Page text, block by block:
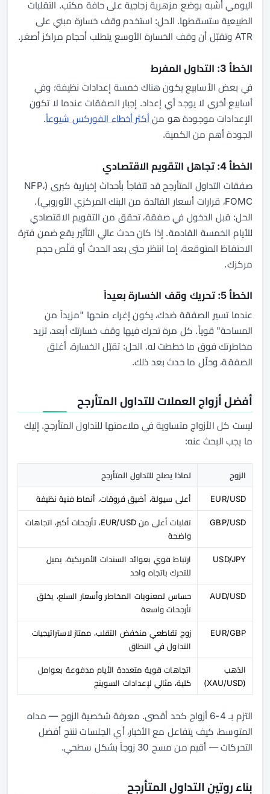
اليومي أشبه بوضع مزهرية زجاجية على حافة مكتب. التقلبات
الطبيعية ستسقطها. الحل: استخدم وقف خسارة مبني على
ATR وتقبّل أن وقف الخسارة الأوسع يتطلب أحجام مراكز أصغر.
الخطأ 3: التداول المفرط
في بعض الأسابيع يكون هناك خمسة إعدادات نظيفة؛ وفي
أسابيع أخرى لا يوجد أي إعداد. إجبار الصفقات عندما لا تكون
الإعدادات موجودة هو منأكثر أخطاء الفوركس شيوعاً.
الجودة أهم من الكمية.
الخطأ 4: تجاهل التقويم الاقتصادي
صفقات التداول المتأرجح قد تتفاجأ بأحداث إخبارية كبرى (NFP،
FOMC، قرارات أسعار الفائدة من البنك المركزي الأوروبي).
الحل: قبل الدخول في صفقة، تحقق من التقويم الاقتصادي
للأيام الخمسة القادمة. إذا كان حدث عالي التأثير يقع ضمن فترة
الاحتفاظ المتوقعة، إما انتظر حتى بعد الحدث أو قلّص حجم
مركزك.
الخطأ 5: تحريك وقف الخسارة بعيداً
عندما تسير الصفقة ضدك، يكون إغراء منحها "مزيداً من
المساحة" قوياً. كل مرة تحرك فيها وقف خسارتك أبعد، تزيد
مخاطرتك فوق ما خططت له. الحل: تقبّل الخسارة، أغلق
الصفقة، وحلّل ما حدث بعد ذلك.
أفضل أزواج العملات للتداول المتأرجح
ليست كل الأزواج متساوية في ملاءمتها للتداول المتأرجح. إليك
ما يجب البحث عنه:
الزوج لماذا يصلح للتداول المتأرجح
EUR/USD أعلى سيولة، أضيق فروقات، أنماط فنية نظيفة
GBP/USD
تقلبات أعلى من EUR/USD، تأرجحات أكبر، اتجاهات
واضحة
USD/JPY
ارتباط قوي بعوائد السندات الأمريكية، يميل
للتحرك باتجاه واحد
AUD/USD
حساس لمعنويات المخاطر وأسعار السلع، يخلق
تأرجحات واسعة
EUR/GBP
زوج تقاطعي منخفض التقلب، ممتاز لاستراتيجيات
التداول في النطاق
الذهب
(XAU/USD)
اتجاهات قوية متعددة الأيام مدفوعة بعوامل
كلية، مثالي لإعدادات السوينج
التزم بـ 4-6 أزواج كحد أقصى. معرفة شخصية الزوج — مداه
المتوسط، كيف يتفاعل مع الأخبار، أي الجلسات تنتج أفضل
التحركات — أقيم من مسح 30 زوجاً بشكل سطحي.
بناء روتين التداول المتأرجح